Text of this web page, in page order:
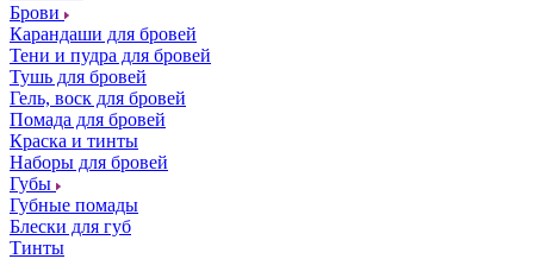
Брови
Карандаши для бровей
Тени и пудра для бровей
Тушь для бровей
Гель, воск для бровей
Помада для бровей
Краска и тинты
Наборы для бровей
Губы
Губные помады
Блески для губ
Тинты